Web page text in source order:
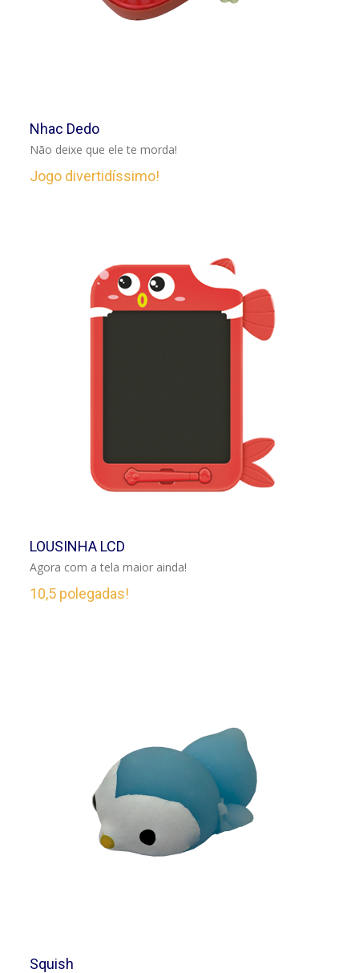
Nhac Dedo
Não deixe que ele te morda!
Jogo divertidíssimo!
LOUSINHA LCD
Agora com a tela maior ainda!
10,5 polegadas!
Squish